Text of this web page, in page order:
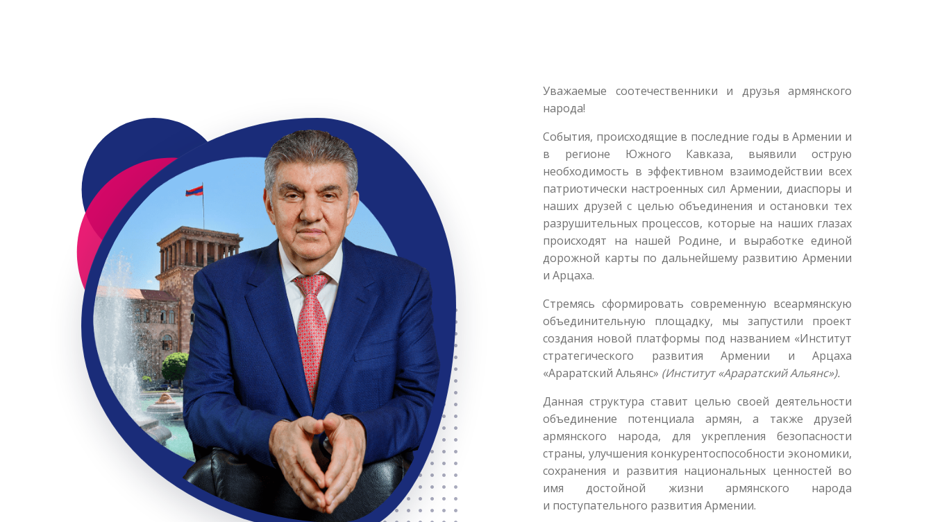
Уважаемые соотечественники и друзья армянского
народа!
События, происходящие в последние годы в Армении и
в регионе Южного Кавказа, выявили острую
необходимость в эффективном взаимодействии всех
патриотически настроенных сил Армении, диаспоры и
наших друзей с целью объединения и остановки тех
разрушительных процессов, которые на наших глазах
происходят на нашей Родине, и выработке единой
дорожной карты по дальнейшему развитию Армении
и Арцаха.
Стремясь сформировать современную всеармянскую
объединительную площадку, мы запустили проект
создания новой платформы под названием «Институт
стратегического развития Армении и Арцаха
«Араратский Альянс» (Институт «Араратский Альянс»).
Данная структура ставит целью своей деятельности
объединение потенциала армян, а также друзей
армянского народа, для укрепления безопасности
страны, улучшения конкурентоспособности экономики,
сохранения и развития национальных ценностей во
имя достойной жизни армянского народа
и поступательного развития Армении.